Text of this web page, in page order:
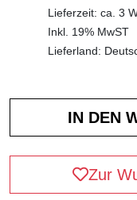
Lieferzeit: ca. 3
Inkl. 19% MwST
Lieferland:
Zur